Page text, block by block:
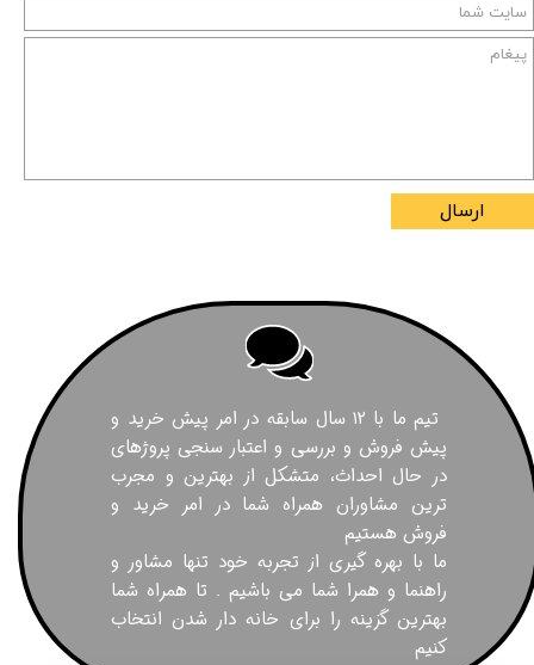
ارسال
تیم ما با ۱۲ سال سابقه در امر پیش خرید و
پیش فروش و بررسی و اعتبار سنجی پروژهای
در حال احداث، متشکل از بهترین و مجرب
ترین مشاوران همراه شما در امر خرید و
فروش هستیم
ما با بهره گیری از تجربه خود تنها مشاور و
راهنما و همرا شما می باشیم . تا همراه شما
بهترین گزینه را برای خانه دار شدن انتخاب
کنیم